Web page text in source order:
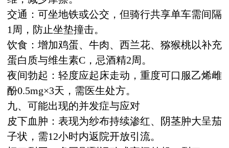
交通：可坐地铁或公交，但骑行共享单车需间隔
1周，防止坐垫撞击。
饮食：增加鸡蛋、牛肉、西兰花、猕猴桃以补充
蛋白质与维生素C，忌酒精2周。
夜间勃起：轻度应起床走动，重度可口服乙烯雌
酚0.5mg×3天，需医生处方。
九、可能出现的并发症与应对
皮下血肿：表现为纱布持续渗红、阴茎肿大呈茄
子状，需12小时内返院开放引流。